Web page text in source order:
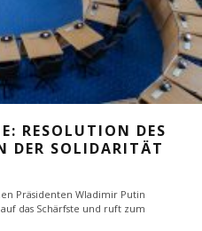
RESOLUTION DES
DER SOLIDARITÄT
Präsidenten Wladimir Putin
das Schärfste und ruft zum